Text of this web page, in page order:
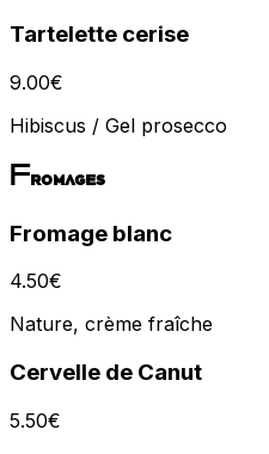
Tartelette cerise
9.00€
Hibiscus / Gel prosecco
Fromages
Fromage blanc
4.50€
Nature, crème fraîche
Cervelle de Canut
5.50€